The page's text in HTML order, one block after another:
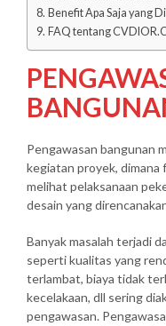
Benefit Apa Saja yang
FAQ tentang
Pengawasan bangunan
kegiatan proyek, dimana
melihat pelaksanaan
desain yang
Banyak masalah terjadi
seperti kualitas yang
terlambat, biaya tidak
kecelakaan, dll sering
pengawasan.